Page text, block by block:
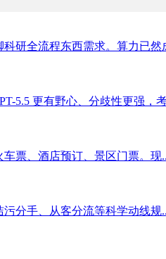
研全流程东西需求。算力已然
5.5 更有野心、分歧性更强，
票、酒店预订、景区门票。现
分手、从客分流等科学动线规